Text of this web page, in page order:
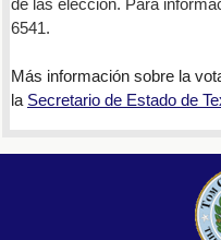
de las elección. Para
6541.
Más información sobre la
la Secretario de Estado de